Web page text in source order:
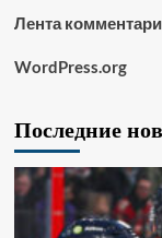
Лента
WordPress.org
Последние